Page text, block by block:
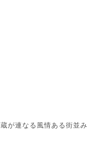
蔵が連なる風情ある街並み